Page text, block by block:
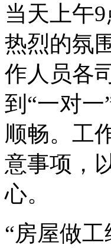
当天上午
热烈的氛
作人员各
到“一对
顺畅。工
意事项，
心。
“房屋做